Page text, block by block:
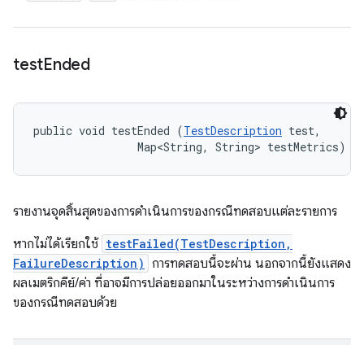
testEnded
public void testEnded (TestDescription test,
                Map<String, String> testMetrics)
รายงานจุดสิ้นสุดของการดำเนินการของกรณีทดสอบแต่ละรายการ
หากไม่ได้เรียกใช้ testFailed(TestDescription,
FailureDescription) การทดสอบนี้จะผ่าน นอกจากนี้ยังแสดง
ผลเมตริกคีย์/ค่า ที่อาจมีการปล่อยออกมาในระหว่างการดำเนินการ
ของกรณีทดสอบด้วย